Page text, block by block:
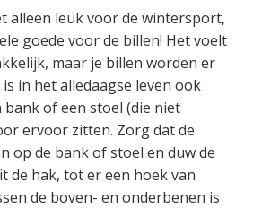
alleen leuk voor de wintersport,
goede voor de billen! Het voelt
maar je billen worden er
in het alledaagse leven ook
of een stoel (die niet
ervoor zitten. Zorg dat de
op de bank of stoel en duw de
de hak, tot er een hoek van
de boven- en onderbenen is